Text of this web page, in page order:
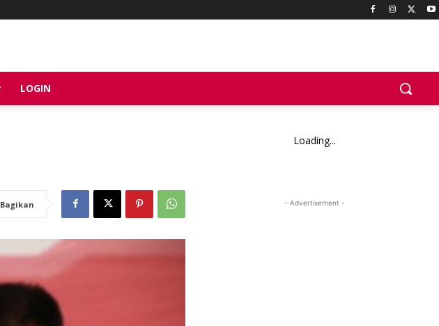
LOGIN
Bagikan
Loading...
- Advertisement -